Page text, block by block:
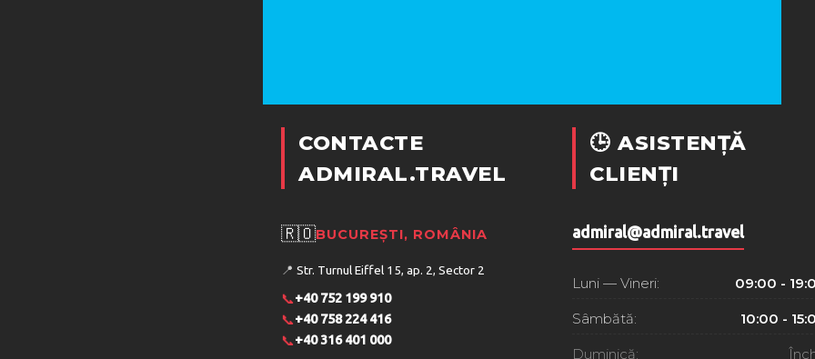
CONTACTE
ADMIRAL.TRAVEL
🇷🇴BUCUREȘTI, ROMÂNIA
📍 Str. Turnul Eiffel 15, ap. 2, Sector 2
📞+40 752 199 910
📞+40 758 224 416
📞+40 316 401 000
🕒 ASISTENȚĂ
CLIENȚI
admiral@admiral.travel
Luni — Vineri: 09:00 -
Sâmbătă: 10:00 -
Duminică: